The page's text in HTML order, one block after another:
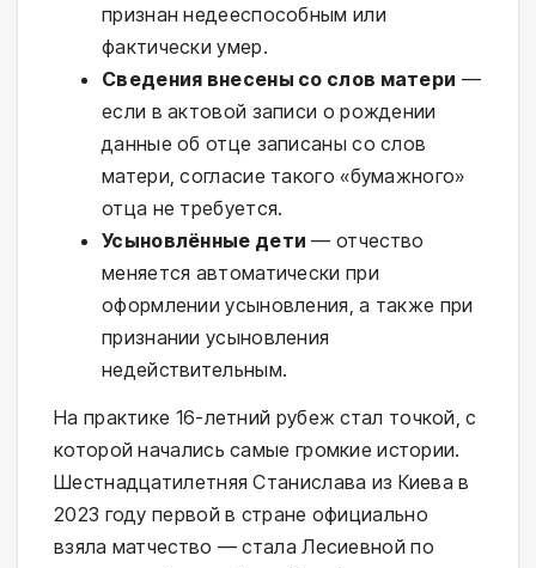
признан недееспособным или
фактически умер.
Сведения внесены со слов матери —
если в актовой записи о рождении
данные об отце записаны со слов
матери, согласие такого «бумажного»
отца не требуется.
Усыновлённые дети — отчество
меняется автоматически при
оформлении усыновления, а также при
признании усыновления
недействительным.
На практике 16-летний рубеж стал точкой, с
которой начались самые громкие истории.
Шестнадцатилетняя Станислава из Киева в
2023 году первой в стране официально
взяла матчество — стала Лесиевной по